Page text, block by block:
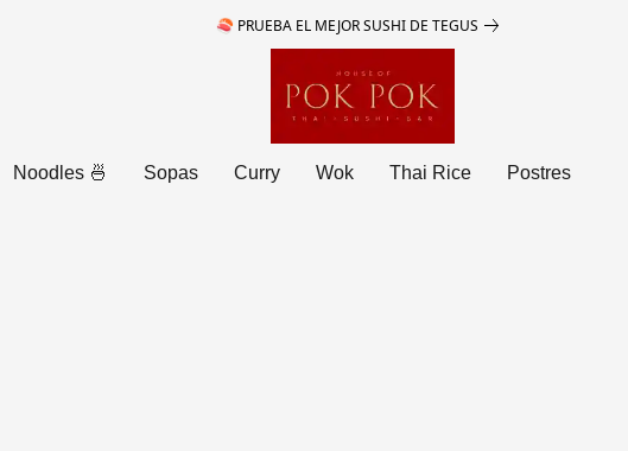
🍣 PRUEBA EL MEJOR SUSHI DE TEGUS
Noodles 🍜 Sopas Curry Wok Thai Rice Postres